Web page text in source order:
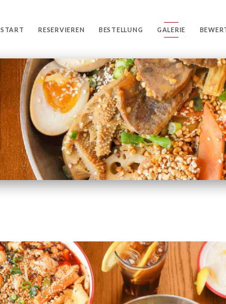
START RESERVIEREN BESTELLUNG GALERIE